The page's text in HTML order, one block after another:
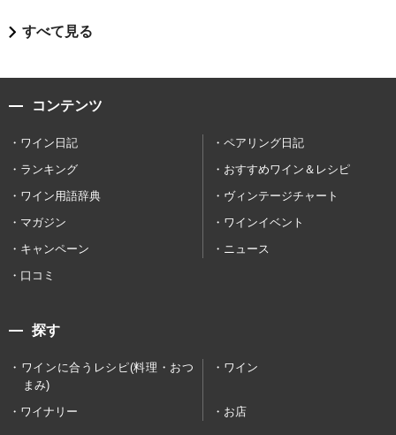
すべて見る
コンテンツ
ワイン日記
ペアリング日記
ランキング
おすすめワイン＆レシピ
ワイン用語辞典
ヴィンテージチャート
マガジン
ワインイベント
キャンペーン
ニュース
口コミ
探す
ワインに合うレシピ(料理・おつ
まみ)
ワイン
ワイナリー お店